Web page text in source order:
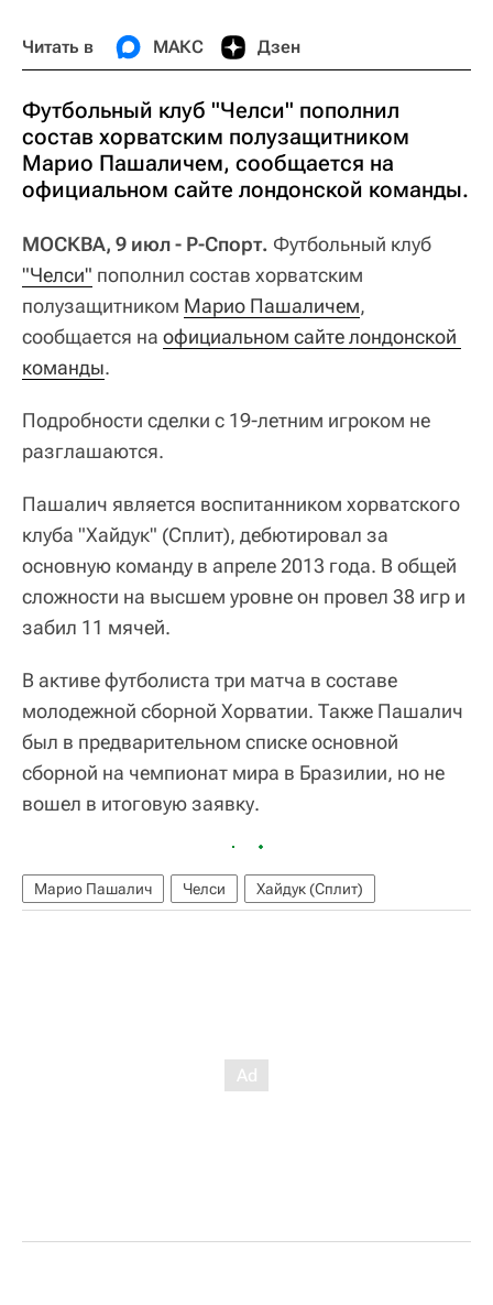
Читать в МАКС Дзен
Футбольный клуб "Челси" пополнил
состав хорватским полузащитником
Марио Пашаличем, сообщается на
официальном сайте лондонской команды.
МОСКВА, 9 июл - Р-Спорт. Футбольный клуб
"Челси" пополнил состав хорватским
полузащитником Марио Пашаличем,
сообщается на официальном сайте лондонской
команды.
Подробности сделки с 19-летним игроком не
разглашаются.
Пашалич является воспитанником хорватского
клуба "Хайдук" (Сплит), дебютировал за
основную команду в апреле 2013 года. В общей
сложности на высшем уровне он провел 38 игр и
забил 11 мячей.
В активе футболиста три матча в составе
молодежной сборной Хорватии. Также Пашалич
был в предварительном списке основной
сборной на чемпионат мира в Бразилии, но не
вошел в итоговую заявку.
Марио Пашалич Челси Хайдук (Сплит)